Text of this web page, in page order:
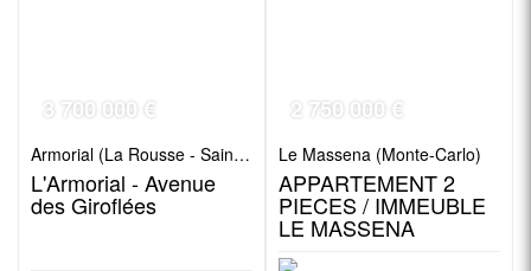
3 700 000 €
Armorial (La Rousse - Saint Roman)
L'Armorial - Avenue
des Giroflées
2 750 000 €
Le Massena (Monte-Carlo)
APPARTEMENT 2
PIECES / IMMEUBLE
LE MASSENA